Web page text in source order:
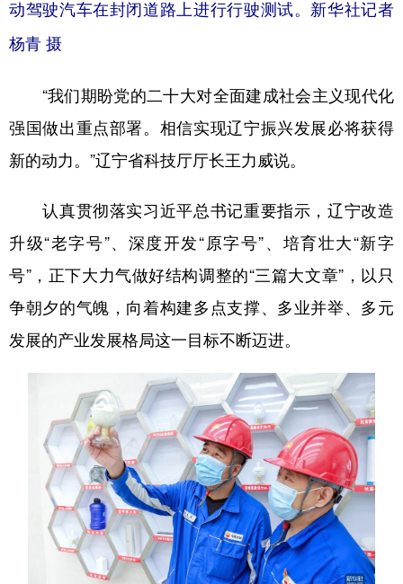
动驾驶汽车在封闭道路上进行行驶测试。新华社记者
杨青 摄
“我们期盼党的二十大对全面建成社会主义现代化
强国做出重点部署。相信实现辽宁振兴发展必将获得
新的动力。”辽宁省科技厅厅长王力威说。
认真贯彻落实习近平总书记重要指示，辽宁改造
升级“老字号”、深度开发“原字号”、培育壮大“新字
号”，正下大力气做好结构调整的“三篇大文章”，以只
争朝夕的气魄，向着构建多点支撑、多业并举、多元
发展的产业发展格局这一目标不断迈进。